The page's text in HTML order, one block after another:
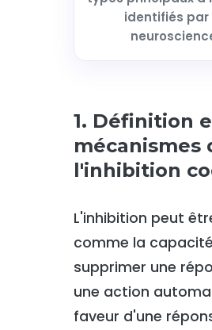
identifiés par
1. Définition
mécanismes
l'inhibition
L'inhibition peut
comme la
supprimer une
une action
faveur d'une